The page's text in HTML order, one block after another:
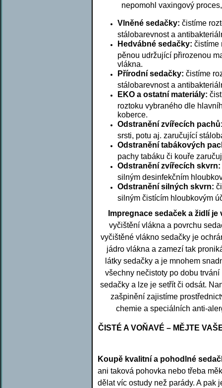
nepomohl vaxingový
Vlněné sedačky: čistíme
stálobarevnost a
Hedvábné sedačky: čistíme
pěnou udržující přirozenou
vlákna.
Přírodní sedačky: čistíme
stálobarevnost a
EKO a ostatní materiály:
roztoku vybraného dle
koberce.
Odstranění zvířecích
srsti, potu aj. zaručující
Odstranění tabákových
pachy tabáku či kouře
Odstranění zvířecích skvrn:
silným desinfekčním
Odstranění silných skvrn:
silným čistícím hloubkovým
Impregnace sedaček a židlí je
vyčištění vlákna a povrchu
vyčištěné vlákno sedačky je
jádro vlákna a zamezí tak
látky sedačky a je mnohem
všechny nečistoty po dobu
sedačky a lze je setřít či odsát.
zašpinění zajistíme
chemie a speciálních anti-
ČISTÉ A VOŇAVÉ – MĚJTE
Koupě kvalitní a pohodlné
ani taková pohovka nebo třeba
dělat víc ostudy než parády. A pak